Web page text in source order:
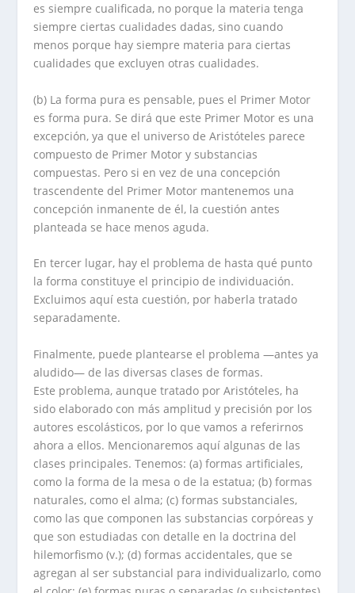
es siempre cualificada, no porque la materia tenga
siempre ciertas cualidades dadas, sino cuando
menos porque hay siempre materia para ciertas
cualidades que excluyen otras cualidades.
(b) La forma pura es pensable, pues el Primer Motor
es forma pura. Se dirá que este Primer Motor es una
excepción, ya que el universo de Aristóteles parece
compuesto de Primer Motor y substancias
compuestas. Pero si en vez de una concepción
trascendente del Primer Motor mantenemos una
concepción inmanente de él, la cuestión antes
planteada se hace menos aguda.
En tercer lugar, hay el problema de hasta qué punto
la forma constituye el principio de individuación.
Excluimos aquí esta cuestión, por haberla tratado
separadamente.
Finalmente, puede plantearse el problema —antes ya
aludido— de las diversas clases de formas.
Este problema, aunque tratado por Aristóteles, ha
sido elaborado con más amplitud y precisión por los
autores escolásticos, por lo que vamos a referirnos
ahora a ellos. Mencionaremos aquí algunas de las
clases principales. Tenemos: (a) formas artificiales,
como la forma de la mesa o de la estatua; (b) formas
naturales, como el alma; (c) formas substanciales,
como las que componen las substancias corpóreas y
que son estudiadas con detalle en la doctrina del
hilemorfismo (v.); (d) formas accidentales, que se
agregan al ser substancial para individualizarlo, como